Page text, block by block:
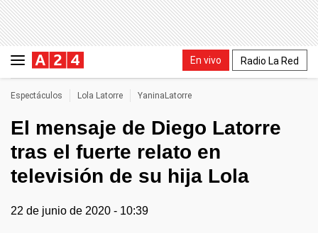
En vivo Radio La Red
Espectáculos Lola Latorre YaninaLatorre
El mensaje de Diego Latorre
tras el fuerte relato en
televisión de su hija Lola
22 de junio de 2020 - 10:39